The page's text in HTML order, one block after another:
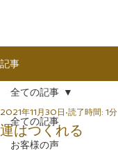
記事
全ての記事
お客様の声
全ての記事
運はつくれる
2021年11月30日 読了時間: 1分